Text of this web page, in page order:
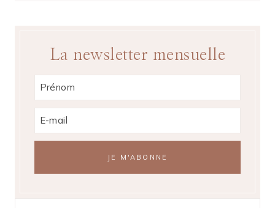
La newsletter mensuelle